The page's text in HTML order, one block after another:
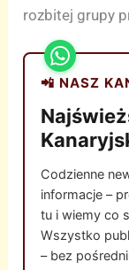
rozbitej grupy
📲 NASZ
Codzienne
informacje –
tu i wiemy co
Wszystko
– bez